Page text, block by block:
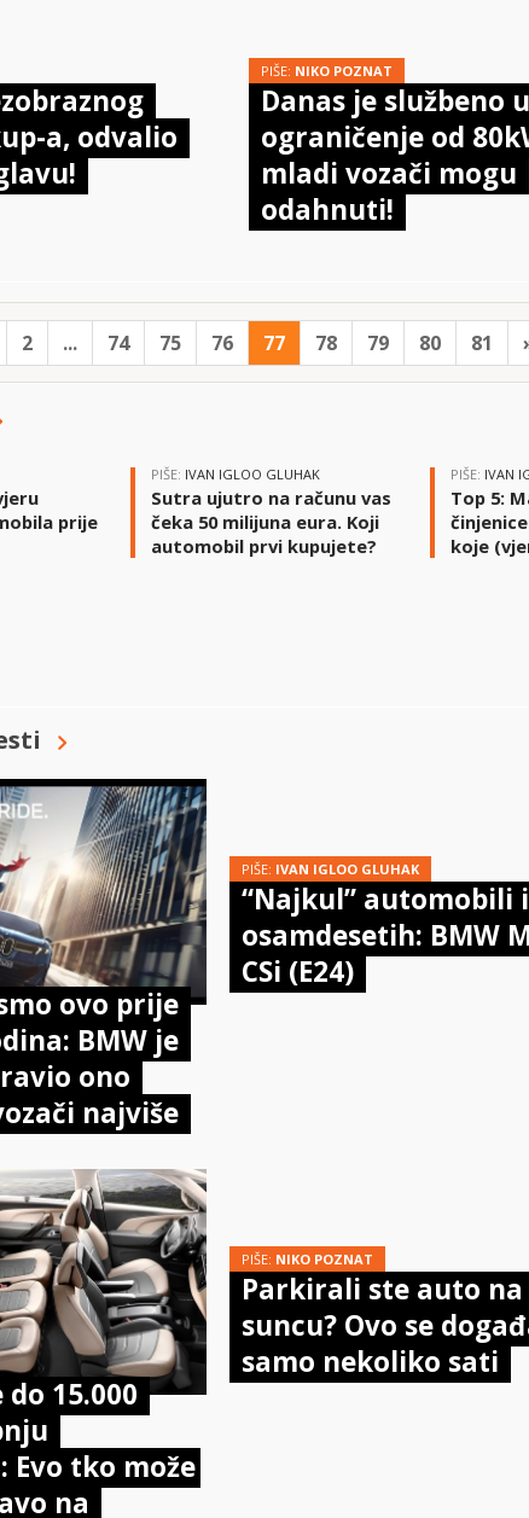
a, odvalio
PIŠE: NIKO POZNAT
Danas je službeno
ograničenje od
mladi vozači mogu
odahnuti!
2 ... 74 75 76 77 78 79 80 81
prije
PIŠE: IVAN IGLOO GLUHAK
Sutra ujutro na računu vas
čeka 50 milijuna eura. Koji
automobil prvi kupujete?
PIŠE: IVAN
Top 5:
koje
ovo prije
BMW je
ono
najviše
PIŠE: IVAN IGLOO GLUHAK
“Najkul” automobili
osamdesetih: BMW
CSi (E24)
15.000
Evo tko može
na
PIŠE: NIKO POZNAT
Parkirali ste auto na
suncu? Ovo se
samo nekoliko sati